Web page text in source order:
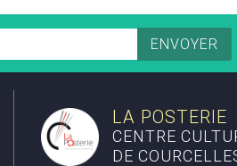
LA POSTERIE
CENTRE
DE